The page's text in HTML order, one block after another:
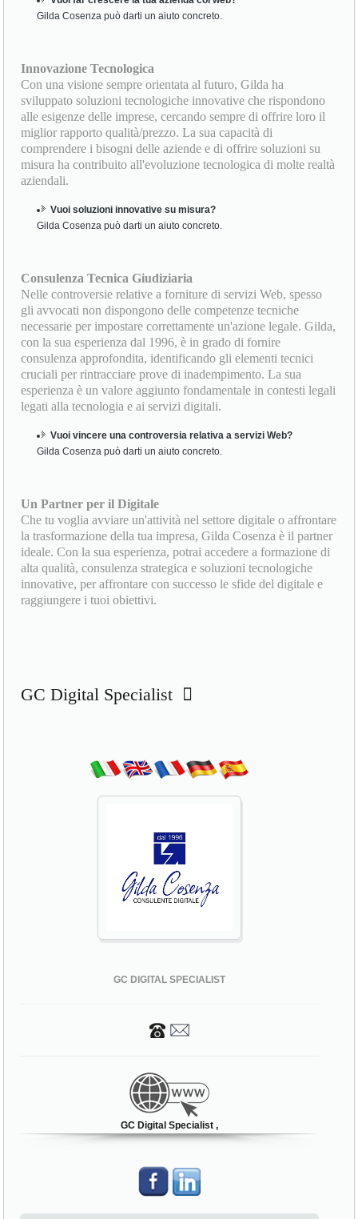
Gilda Cosenza può darti un aiuto concreto.
Innovazione Tecnologica
Con una visione sempre orientata al futuro, Gilda ha
sviluppato soluzioni tecnologiche innovative che rispondono
alle esigenze delle imprese, cercando sempre di offrire loro il
miglior rapporto qualità/prezzo. La sua capacità di
comprendere i bisogni delle aziende e di offrire soluzioni su
misura ha contribuito all'evoluzione tecnologica di molte realtà
aziendali.
Vuoi soluzioni innovative su misura?
Gilda Cosenza può darti un aiuto concreto.
Consulenza Tecnica Giudiziaria
Nelle controversie relative a forniture di servizi Web, spesso
gli avvocati non dispongono delle competenze tecniche
necessarie per impostare correttamente un'azione legale. Gilda,
con la sua esperienza dal 1996, è in grado di fornire
consulenza approfondita, identificando gli elementi tecnici
cruciali per rintracciare prove di inadempimento. La sua
esperienza è un valore aggiunto fondamentale in contesti legali
legati alla tecnologia e ai servizi digitali.
Vuoi vincere una controversia relativa a servizi Web?
Gilda Cosenza può darti un aiuto concreto.
Un Partner per il Digitale
Che tu voglia avviare un'attività nel settore digitale o affrontare
la trasformazione della tua impresa, Gilda Cosenza è il partner
ideale. Con la sua esperienza, potrai accedere a formazione di
alta qualità, consulenza strategica e soluzioni tecnologiche
innovative, per affrontare con successo le sfide del digitale e
raggiungere i tuoi obiettivi.
GC Digital Specialist
GC DIGITAL SPECIALIST
GC Digital Specialist ,